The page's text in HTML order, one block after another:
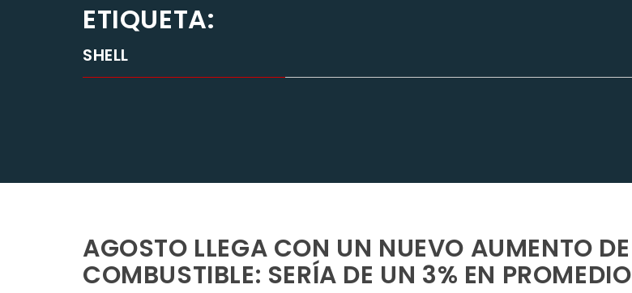
ETIQUETA:
SHELL
AGOSTO LLEGA CON UN NUEVO AUMENTO DE
COMBUSTIBLE: SERÍA DE UN 3% EN PROMEDIO